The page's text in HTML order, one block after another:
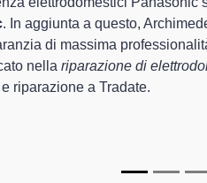
Varese sono in grado
e lariparazione del
specializzatidi Archimede